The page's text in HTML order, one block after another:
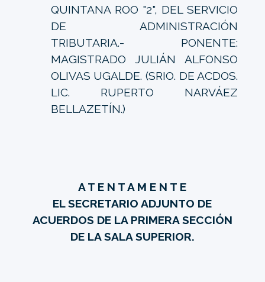
QUINTANA ROO "2", DEL SERVICIO
DE ADMINISTRACIÓN
TRIBUTARIA.- PONENTE:
MAGISTRADO JULIÁN ALFONSO
OLIVAS UGALDE. (SRIO. DE ACDOS.
LIC. RUPERTO NARVÁEZ
BELLAZETÍN.)
A T E N T A M E N T E
EL SECRETARIO ADJUNTO DE
ACUERDOS DE LA PRIMERA SECCIÓN
DE LA SALA SUPERIOR.